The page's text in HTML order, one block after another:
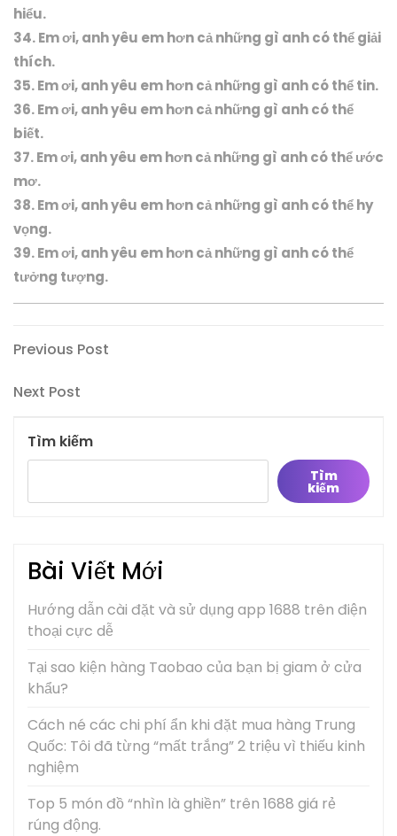
hiểu.
34. Em ơi, anh yêu em hơn cả những gì anh có thể giải
thích.
35. Em ơi, anh yêu em hơn cả những gì anh có thể tin.
36. Em ơi, anh yêu em hơn cả những gì anh có thể
biết.
37. Em ơi, anh yêu em hơn cả những gì anh có thể ước
mơ.
38. Em ơi, anh yêu em hơn cả những gì anh có thể hy
vọng.
39. Em ơi, anh yêu em hơn cả những gì anh có thể
tưởng tượng.
Điều
hướng
bài
viết
Previous
Previous Post
Next
Next Post
Tìm kiếm
Tìm
kiếm
Bài Viết Mới
Hướng dẫn cài đặt và sử dụng app 1688 trên điện
thoại cực dễ
Tại sao kiện hàng Taobao của bạn bị giam ở cửa
khẩu?
Cách né các chi phí ẩn khi đặt mua hàng Trung
Quốc: Tôi đã từng “mất trắng” 2 triệu vì thiếu kinh
nghiệm
Top 5 món đồ “nhìn là ghiền” trên 1688 giá rẻ
rúng động.